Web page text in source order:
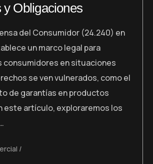
y Obligaciones
del Consumidor (24.240) en
un marco legal para
consumidores en situaciones
se ven vulnerados, como el
de garantías en productos
este artículo, exploraremos los